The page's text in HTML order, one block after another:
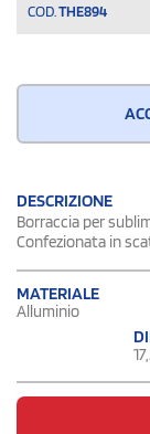
COD. THE894
DESCRIZIONE
Borraccia per
Confezionata in
MATERIALE
Alluminio